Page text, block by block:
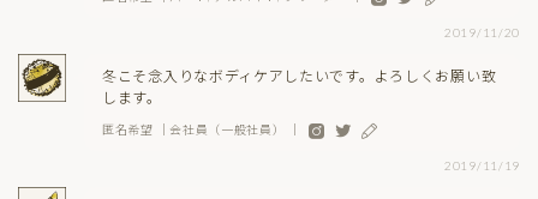
2019/11/20
冬こそ念入りなボディケアしたいです。よろしくお願い致
します。
匿名希望 ｜会社員（一般社員） ｜
2019/11/19